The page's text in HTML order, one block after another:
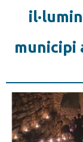
municipi